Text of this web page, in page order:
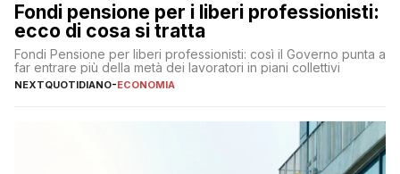
Fondi pensione per i liberi professionisti:
ecco di cosa si tratta
Fondi Pensione per liberi professionisti: così il Governo punta a
far entrare più della metà dei lavoratori in piani collettivi
NEXTQUOTIDIANO-ECONOMIA